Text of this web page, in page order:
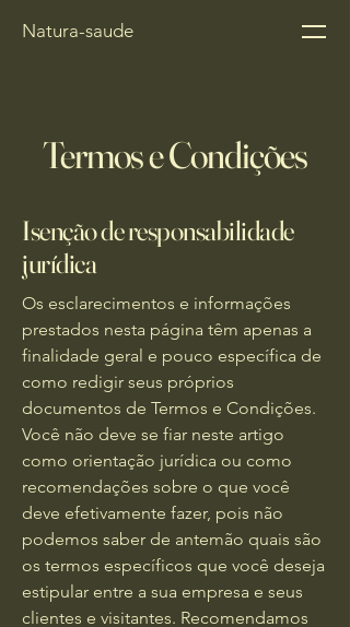
Natura-saude
Termos e Condições
Isenção de responsabilidade
jurídica
Os esclarecimentos e informações
prestados nesta página têm apenas a
finalidade geral e pouco específica de
como redigir seus próprios
documentos de Termos e Condições.
Você não deve se fiar neste artigo
como orientação jurídica ou como
recomendações sobre o que você
deve efetivamente fazer, pois não
podemos saber de antemão quais são
os termos específicos que você deseja
estipular entre a sua empresa e seus
clientes e visitantes. Recomendamos